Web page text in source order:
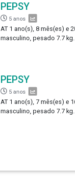
PEPSY
5 anos
AT 1 ano(s), 8 mês(es) e
masculino, pesado 7.7 kg.
PEPSY
5 anos
AT 1 ano(s), 7 mês(es) e
masculino, pesado 7.7 kg.